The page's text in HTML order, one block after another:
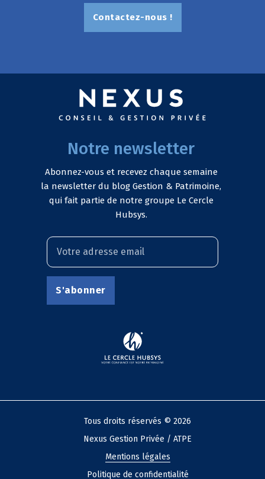
Contactez-nous !
Notre newsletter
Abonnez-vous et recevez chaque semaine
la newsletter du blog Gestion & Patrimoine,
qui fait partie de notre groupe Le Cercle
Hubsys.
Tous droits réservés © 2026
Nexus Gestion Privée / ATPE
Mentions légales
Politique de confidentialité